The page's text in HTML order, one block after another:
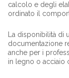
calcolo e degli
ordinato il
La disponibilità
documentazione
anche per i
in legno o acciaio